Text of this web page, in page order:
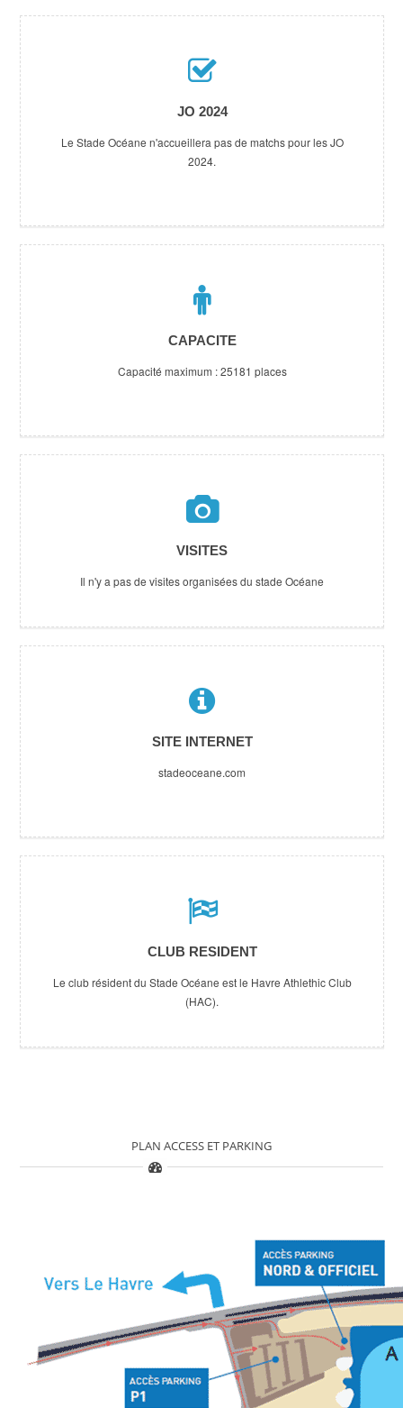
JO 2024
Le Stade Océane n'accueillera pas de matchs pour les JO
2024.
CAPACITE
Capacité maximum : 25181 places
VISITES
Il n'y a pas de visites organisées du stade Océane
SITE INTERNET
stadeoceane.com
CLUB RESIDENT
Le club résident du Stade Océane est le Havre Athlethic Club
(HAC).
PLAN ACCESS ET PARKING